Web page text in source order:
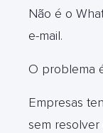
Não é o
e-mail.
O problema
Empresas
sem